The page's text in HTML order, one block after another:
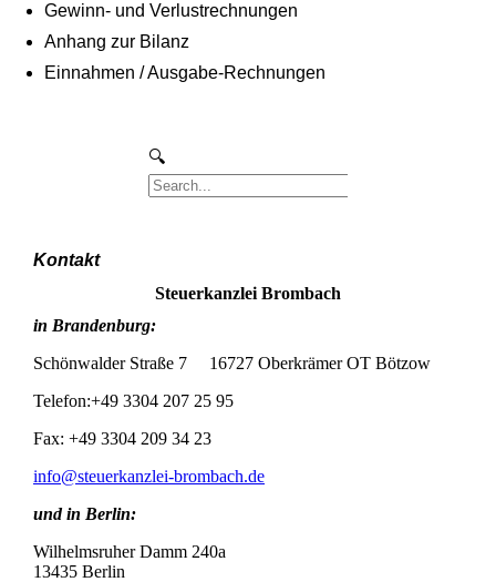
Gewinn- und Verlustrechnungen
Anhang zur Bilanz
Einnahmen / Ausgabe-Rechnungen
Kontakt
Steuerkanzlei Brombach
in Brandenburg:
Schönwalder Straße 7 16727 Oberkrämer OT Bötzow
Telefon:+49 3304 207 25 95
Fax: +49 3304 209 34 23
info@steuerkanzlei-brombach.de
und in Berlin:
Wilhelmsruher Damm 240a
13435 Berlin